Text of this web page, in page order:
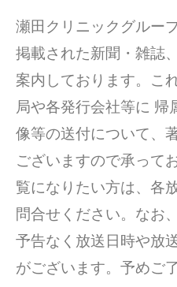
瀬田クリニックグルー
掲載された新聞・雑誌
案内しております。こ
局や各発行会社等に 帰
像等の送付について、
ございますので承って
覧になりたい方は、各
問合せください。なお
予告なく放送日時や放
がございます。予めご